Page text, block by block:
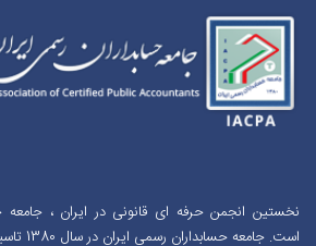
نخستین انجمن حرفه ای قانونی در ایران ، جامعه